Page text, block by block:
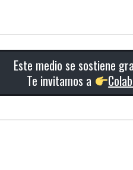
Este medio se sostiene
Te invitamos a